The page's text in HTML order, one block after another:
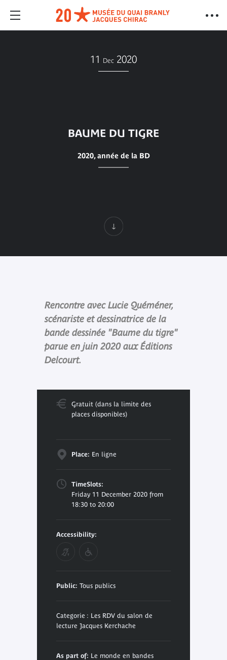
11 Dec 2020
BAUME DU TIGRE
2020, année de la BD
Rencontre avec Lucie Quéméner,
scénariste et dessinatrice de la
bande dessinée "Baume du tigre"
parue en juin 2020 aux Éditions
Delcourt.
Gratuit (dans la limite des
places disponibles)
Place: En ligne
TimeSlots:
Friday 11 December 2020 from
18:30 to 20:00
Accessibility:
Public: Tous publics
Categorie : Les RDV du salon de
lecture Jacques Kerchache
As part of: Le monde en bandes